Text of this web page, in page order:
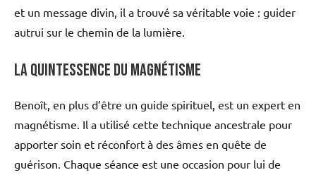
et un message divin, il a trouvé sa véritable voie : guider
autrui sur le chemin de la lumière.
La quintessence du magnétisme
Benoît, en plus d’être un guide spirituel, est un expert en
magnétisme. Il a utilisé cette technique ancestrale pour
apporter soin et réconfort à des âmes en quête de
guérison. Chaque séance est une occasion pour lui de